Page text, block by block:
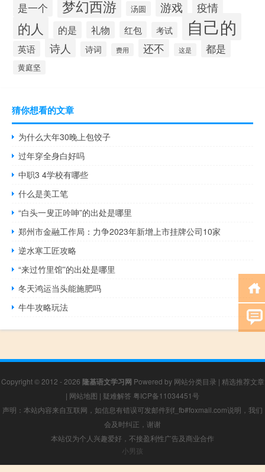
是一个 梦幻西游 汤圆 游戏 疫情
的人 的是 礼物 红包 考试 自己的
英语 诗人 诗词 费用 还不 这是 都是
黄庭坚
猜你想看的文章
为什么大年30晚上包饺子
过年穿全身白好吗
中职3 4学校有哪些
什么是美工笔
“白头一叟正吟呻”的出处是哪里
郑州市金融工作局：力争2023年新增上市挂牌公司10家
逆水寒工匠攻略
“来过竹里馆”的出处是哪里
冬天鸿运当头能施肥吗
牛牛攻略玩法
Copyright © 2012 - 2026 隆基语文学习网 Powered by 网站分类目录 | 精选推荐文章
| 网站地图 | 疑难解答 粤ICP备11034451号
声明：本站内容来自互联网，如信息有错误可发邮件到f_fb#foxmail.com说明，我们
会及时纠正，谢谢
本站仅为个人兴趣爱好，不接盈利性广告及商业合作
小男孩